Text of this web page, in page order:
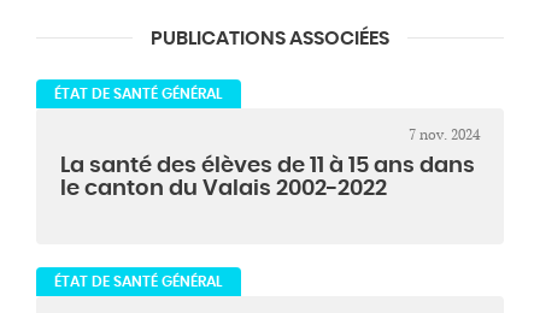
PUBLICATIONS ASSOCIÉES
ÉTAT DE SANTÉ GÉNÉRAL
7 nov. 2024
La santé des élèves de 11 à 15 ans dans
le canton du Valais 2002-2022
ÉTAT DE SANTÉ GÉNÉRAL